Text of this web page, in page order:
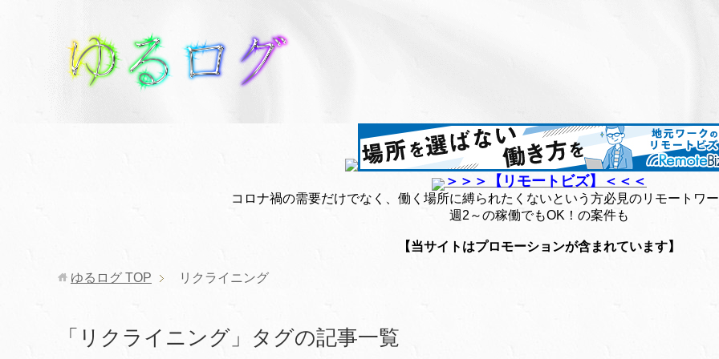
＞＞＞【リモートビズ】＜＜＜
コロナ禍の需要だけでなく、働く場所に縛られたくないという方必見のリモートワ
週2～の稼働でもOK！の案件も
【当サイトはプロモーションが含まれています】
ゆるログ TOP リクライニング
「リクライニング」タグの記事一覧